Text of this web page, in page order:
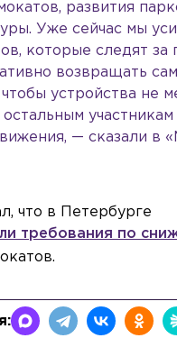
развития
Уже сейчас мы
которые следят за
возвращать
устройства не
участникам
— сказали в
что в Петербурге
требования по